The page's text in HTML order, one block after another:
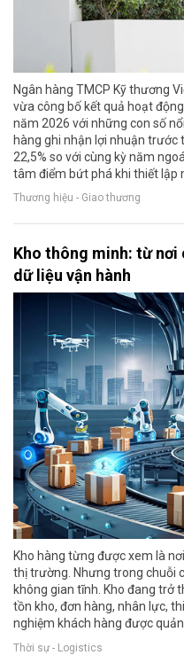
Ngân hàng TMCP Kỹ thương
vừa công bố kết quả hoạt
năm 2026 với những con số
hàng ghi nhận lợi nhuận trước
22,5% so với cùng kỳ năm
tâm điểm bứt phá khi thiết lập
Thương hiệu - Giao thương
Kho thông minh: từ
dữ liệu vận hành
Kho hàng từng được xem là
thị trường. Nhưng trong chuỗi
không gian tĩnh. Kho đang trở
tồn kho, đơn hàng, nhân lực,
nghiệm khách hàng được
Thời sự - Logistics